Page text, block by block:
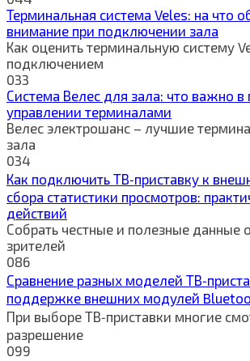
Терминальная система Veles: на что
внимание при подключении зала
Как оценить терминальную систему
подключением
033
Система Велес для зала: что важно
управлении терминалами
Велес электрошанс – лучшие
зала
034
Как подключить ТВ‑приставку к
сбора статистики просмотров:
действий
Собрать честные и полезные данные
зрителей
086
Сравнение разных моделей
поддержке внешних модулей
При выборе ТВ‑приставки многие
разрешение
099